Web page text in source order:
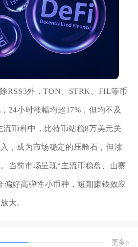
RSS3外，TON、STRK、FIL等币
24小时涨幅均超17%，但均不及
流币种中，比特币站稳8万美元关
，成为市场稳定的压舱石，但涨
当前市场呈现“主流币稳盘、山寨
偏好高弹性小币种，短期赚钱效应
大。
更多>